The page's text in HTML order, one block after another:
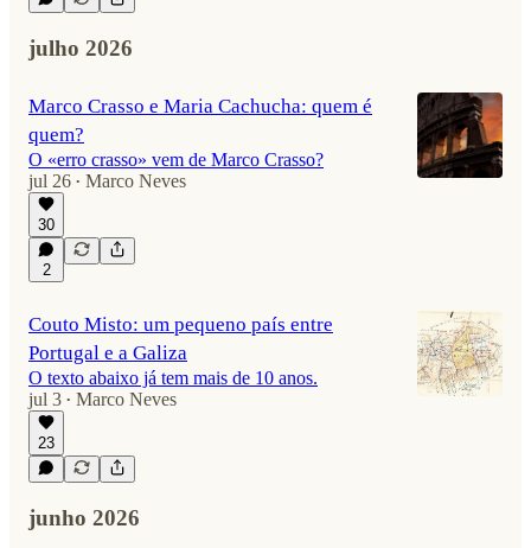
julho 2026
Marco Crasso e Maria Cachucha: quem é
quem?
O «erro crasso» vem de Marco Crasso?
jul 26 • Marco Neves
30
2
Couto Misto: um pequeno país entre
Portugal e a Galiza
O texto abaixo já tem mais de 10 anos.
jul 3 • Marco Neves
23
junho 2026